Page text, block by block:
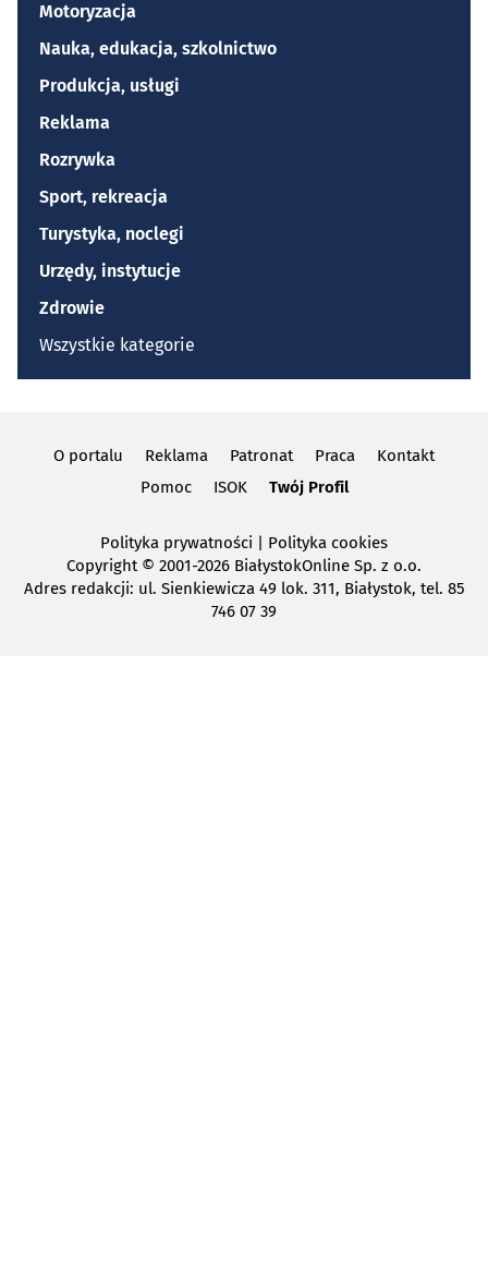
Motoryzacja
Nauka, edukacja, szkolnictwo
Produkcja, usługi
Reklama
Rozrywka
Sport, rekreacja
Turystyka, noclegi
Urzędy, instytucje
Zdrowie
Wszystkie kategorie
O portalu Reklama Patronat Praca
Kontakt
Pomoc
ISOK Twój Profil
Polityka prywatności
Polityka cookies
Copyright© 2001-2026 BiałystokOnline Sp. z o.o.
Adres redakcji: ul. Sienkiewicza 49 lok. 311, Białystok, tel. 85
746 07 39